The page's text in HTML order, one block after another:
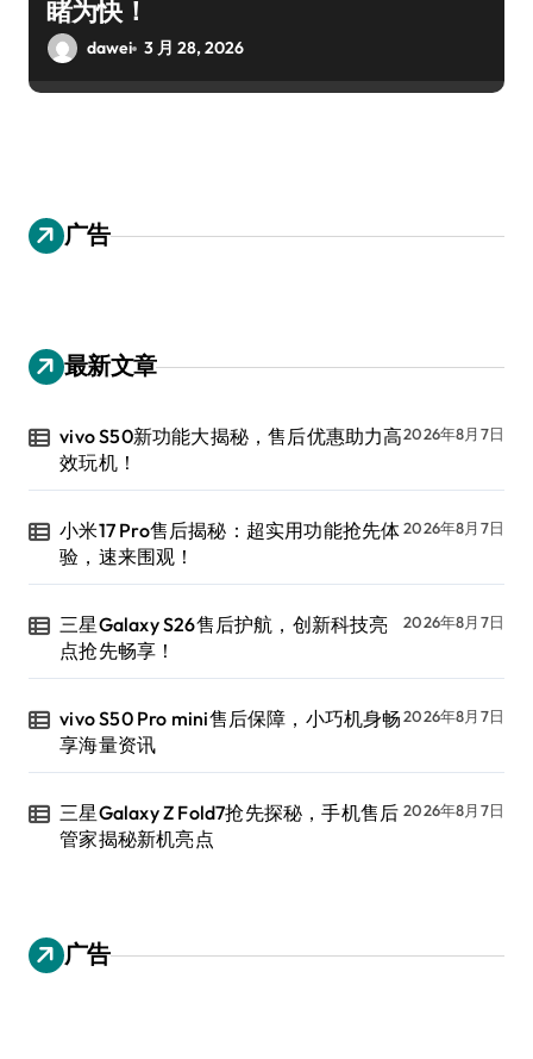
睹为快！
dawei 3 月 28, 2026
广告
最新文章
vivo S50新功能大揭秘，售后优惠助力高
效玩机！
2026年8月7日
小米17 Pro售后揭秘：超实用功能抢先体
验，速来围观！
2026年8月7日
三星Galaxy S26售后护航，创新科技亮
点抢先畅享！
2026年8月7日
vivo S50 Pro mini售后保障，小巧机身畅
享海量资讯
2026年8月7日
三星Galaxy Z Fold7抢先探秘，手机售后
管家揭秘新机亮点
2026年8月7日
广告